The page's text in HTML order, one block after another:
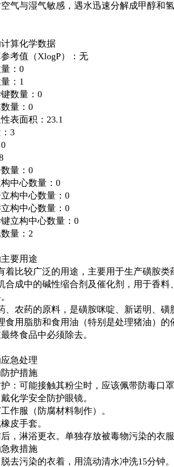
气与湿气敏感，遇水迅速分解成甲醇和
算化学数据
考值（XlogP）：无
：0
：1
数量：0
量：0
表面积：23.1
3
量：0
中心数量：0
构中心数量：0
构中心数量：0
立构中心数量：0
量：2
要用途
着比较广泛的用途，主要用于生产磺胺类
合成中的碱性缩合剂及催化剂，用于香
、农药的原料，是磺胺咪啶、新诺明、磺
食用脂肪和食用油（特别是处理猪油）
终食品中必须除去。
急处理
护措施
：可能接触其粉尘时，应该佩带防毒口
化学安全防护眼镜。
作服（防腐材料制作）。
皮手套。
，淋浴更衣。单独存放被毒物污染的衣
救措施
去污染的衣着，用流动清水冲洗15分钟